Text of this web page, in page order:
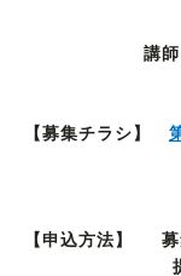
講師
【募集チラシ】
【申込方法】　
提出先